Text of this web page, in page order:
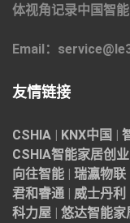
体视角记录中国智
Email：
友情链接
CSHIA KNX中国
CSHIA智能家居创
向往智能
瑞瀛物联
君和睿通
威士丹利
科力屋
悠达智能家